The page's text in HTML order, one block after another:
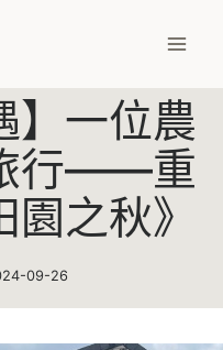
】一位農
行——重
之秋》
09-26